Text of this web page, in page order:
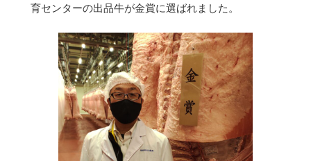
育センターの出品牛が金賞に選ばれました。